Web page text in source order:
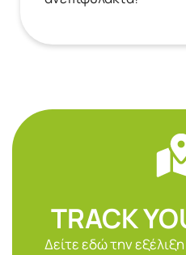
TRACK
Δείτε εδώ την